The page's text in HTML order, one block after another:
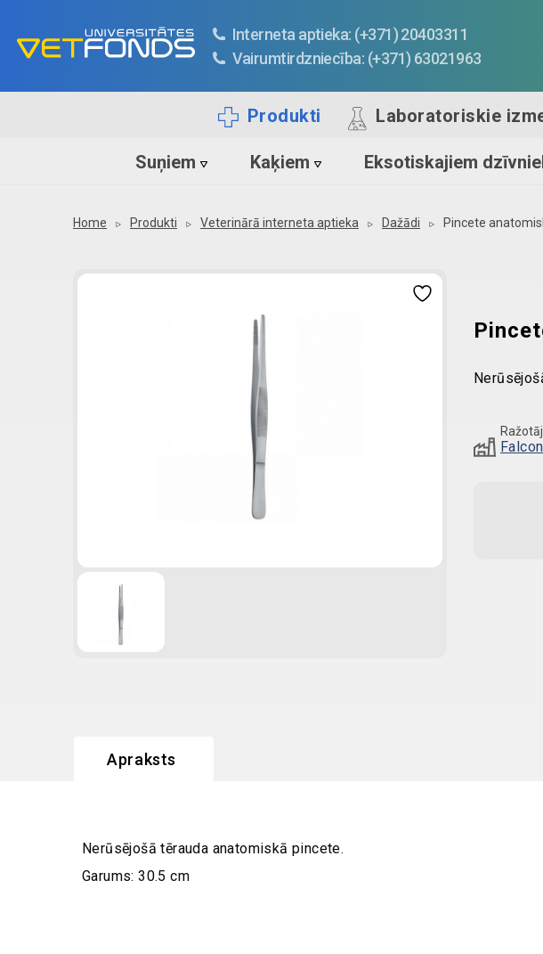
Interneta aptieka: (+371) 20403311
Vairumtirdzniecība: (+371) 63021963
Produkti Laboratoriskie
Suņiem Kaķiem Eksotiskajiem
Home Produkti Veterinārā interneta aptieka Dažādi Pincete
Apraksts
Nerūsējošā tērauda anatomiskā pincete.
Garums: 30.5 cm